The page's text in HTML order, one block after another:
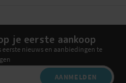
je eerste aankoop
nieuws en aanbiedingen te
AANMELDEN